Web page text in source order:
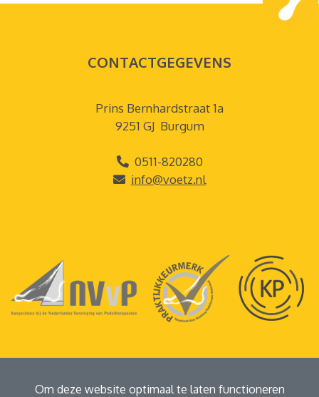
Om deze website optimaal te laten functioneren
CONTACTGEGEVENS
Prins Bernhardstraat 1a
9251 GJ Burgum
0511-820280
info@voetz.nl